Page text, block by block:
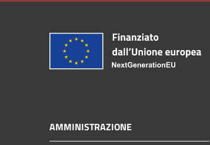
AMMINISTRAZIONE